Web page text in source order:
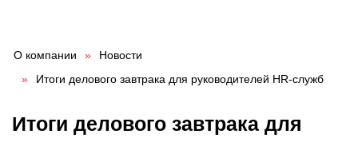
Хранение документов
Уничтожение документов
О компании »
Новости
»
Итоги делового завтрака для руководителей HR-служб
Итоги делового завтрака для